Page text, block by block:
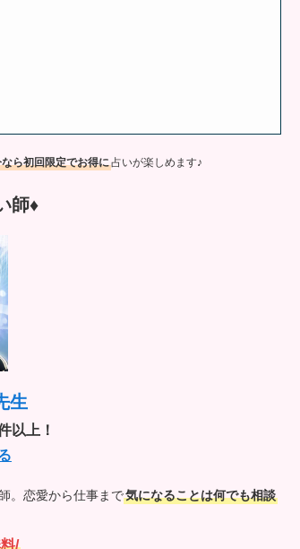
ら初回限定でお得に 占いが楽しめます♪
師♦︎
生
以上！
。恋愛から仕事まで気になることは何でも相談
/